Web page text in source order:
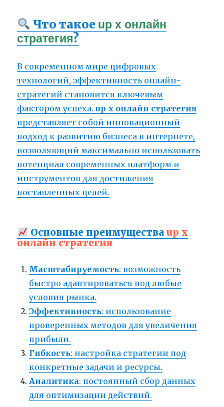
Что такое up x онлайн
стратегия?
В современном мире цифровых
технологий, эффективность онлайн-
стратегий становится ключевым
фактором успеха.up x онлайн стратегия
представляет собой инновационный
подход к развитию бизнеса в интернете,
позволяющий максимально использовать
потенциал современных платформ и
инструментов для достижения
поставленных целей.
Основные преимуществаup x
онлайн стратегия
Масштабируемость: возможность
быстро адаптироваться под любые
условия рынка.
Эффективность: использование
проверенных методов для увеличения
прибыли.
Гибкость: настройка стратегии под
конкретные задачи и ресурсы.
Аналитика: постоянный сбор данных
для оптимизации действий.